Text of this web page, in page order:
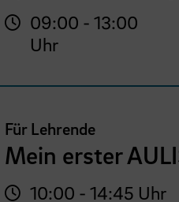
09:00 - 13:00
Uhr
Für Lehrende
Mein erster
10:00 - 14:45 Uhr